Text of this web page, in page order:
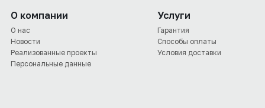
О компании
О нас
Новости
Реализованные проекты
Персональные данные
Услуги
Гарантия
Способы оплаты
Условия доставки